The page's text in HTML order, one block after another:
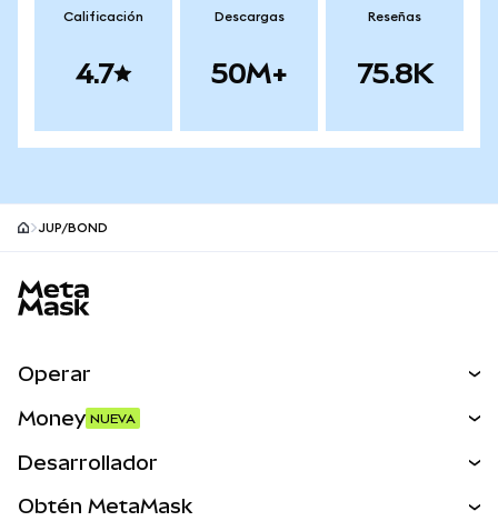
Calificación
4.7
Descargas
50M+
Reseñas
75.8K
JUP/BOND
Operar
Activos del mundo real
Money NUEVA
Desarrollador
Obtén MetaMask